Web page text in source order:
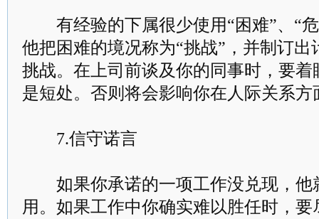
有经验的下属很少使用“困难”、“危
他把困难的境况称为“挑战”，并制订
挑战。在上司前谈及你的同事时，要
是短处。否则将会影响你在人际关系方
7.信守诺言
如果你承诺的一项工作没兑现，他
用。如果工作中你确实难以胜任时，